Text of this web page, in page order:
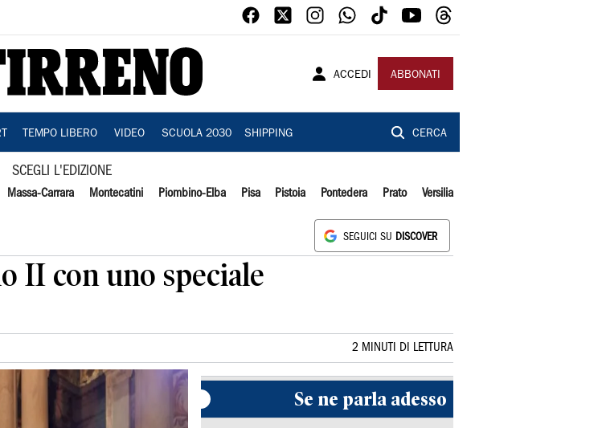
ACCEDI ABBONATI
TEMPO LIBERO VIDEO SCUOLA 2030 SHIPPING CERCA
SCEGLI L'EDIZIONE
Massa-Carrara Montecatini Piombino-Elba Pisa Pistoia Pontedera Prato Versilia
SEGUICI SU DISCOVER
II con uno speciale
2 MINUTI DI LETTURA
Se ne parla adesso